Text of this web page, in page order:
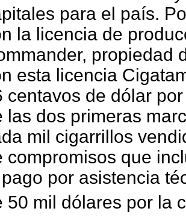
para el país.
la licencia de
propiedad
esta licencia
centavos de dólar
las dos primeras
mil cigarrillos
compromisos que
por asistencia
50 mil dólares por la